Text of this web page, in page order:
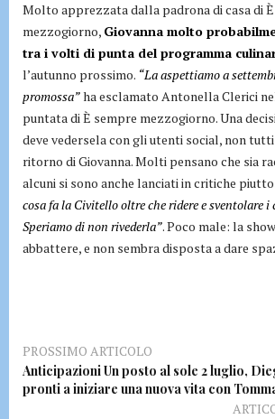
Molto apprezzata dalla padrona di casa di
mezzogiorno, Giovanna molto
tra i volti di punta del programma
l’autunno prossimo. “La aspettiamo a
promossa”ha esclamato Antonella Clerici
puntata di È sempre mezzogiorno. Una
deve vedersela con gli utenti social, non
ritorno di Giovanna. Molti pensano che sia
alcuni si sono anche lanciati in critiche
cosa fa la Civitello oltre che ridere e sventolare
Speriamo di non rivederla”. Poco male: la
abbattere, e non sembra disposta a dare
PROSSIMO ARTICOLO
Anticipazioni Un posto al sole 2 luglio,
pronti a iniziare una nuova vita con